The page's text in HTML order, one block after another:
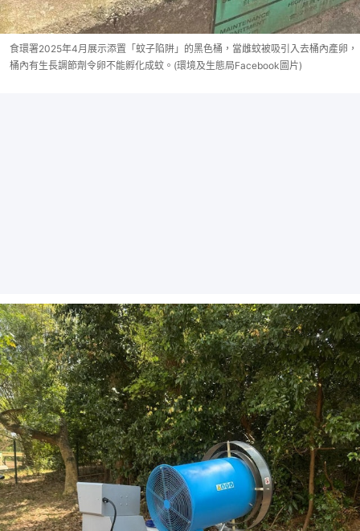
食環署2025年4月展示添置「蚊子陷阱」的黑色桶，當雌蚊被吸引入去桶內產卵，
桶內有生長調節劑令卵不能孵化成蚊。(環境及生態局Facebook圖片)